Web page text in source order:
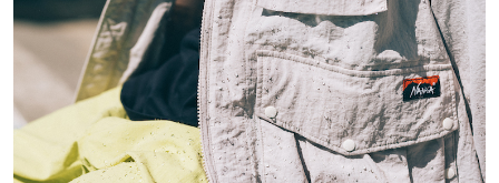
#GH 銘品の所以 #フイナムのYouTube
#Commune H #FOCUS IT #AH.H
#ととけん #FASHION #MUSIC #MOVIE
#LIFESTYLE #SNEAKER #OUTDOOR
#SPORTS #HANDSOME HANDBOOK